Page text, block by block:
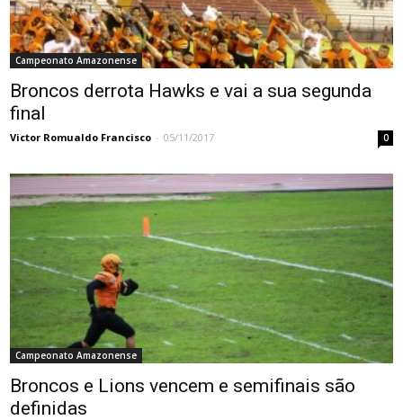
Campeonato Amazonense
Broncos derrota Hawks e vai a sua segunda
final
Victor Romualdo Francisco - 05/11/2017 0
Campeonato Amazonense
Broncos e Lions vencem e semifinais são
definidas